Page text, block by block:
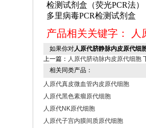
检测试剂盒（荧光PCR法）
多里病毒PCR检测试剂盒
产品相关关键字： 人
如果你对人原代脐静脉内皮原代细
上一篇： 人原代脐动脉内皮原代细胞
相关同类产品：
人原代真皮微血管内皮原代细胞
人原代黑色素瘤原代细胞
人原代NK原代细胞
人原代子宫内膜间质原代细胞